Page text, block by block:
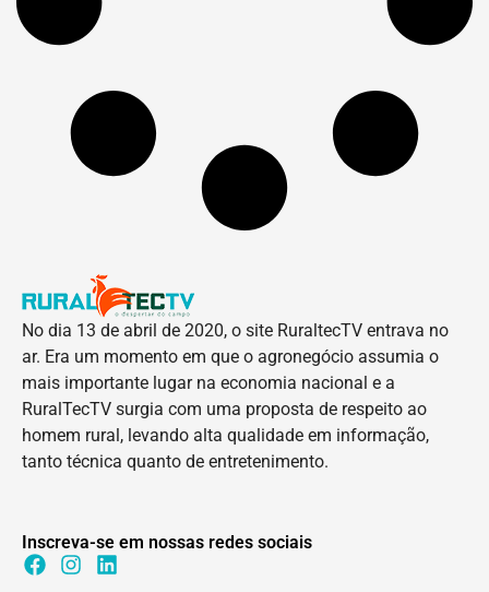
No dia 13 de abril de 2020, o site RuraltecTV entrava no
ar. Era um momento em que o agronegócio assumia o
mais importante lugar na economia nacional e a
RuralTecTV surgia com uma proposta de respeito ao
homem rural, levando alta qualidade em informação,
tanto técnica quanto de entretenimento.
Inscreva-se em nossas redes sociais